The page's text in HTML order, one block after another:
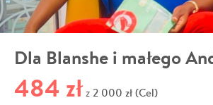
Dla Blanshe i małego
484 zł z 2 000 zł (Cel)